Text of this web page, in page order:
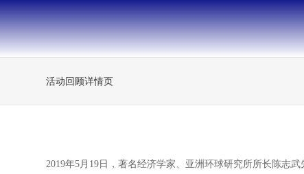
活动回顾详情页
2019年5月19日，著名经济学家、亚洲环球研究所所长陈志